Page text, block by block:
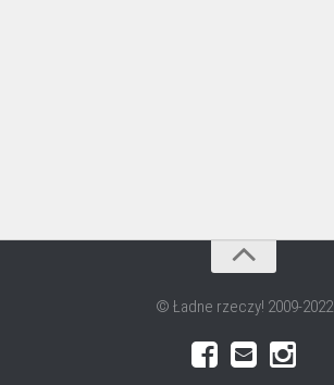
© Ładne rzeczy! 2009-2022